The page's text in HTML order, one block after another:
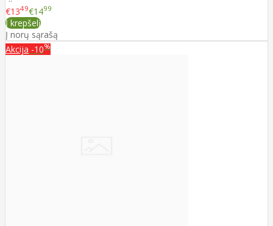
€1349€1499
Į krepšelį
Į norų sąrašą
Akcija -10%